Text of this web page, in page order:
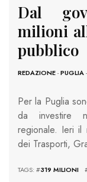
Dal
milioni
pubblico
REDAZIONE-PUGLIA
Per la Puglia
da investire
regionale. Ieri il
dei Trasporti,
TAGS: #319 MILIONI